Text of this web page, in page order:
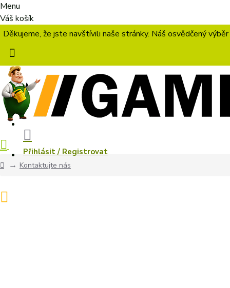
Menu
Váš košík
Děkujeme, že jste navštívili naše stránky. Náš osvědčený výběr
Přihlásit / Registrovat
Kontaktujte nás